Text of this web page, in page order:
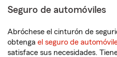
Seguro de automóviles
Abróchese el cinturón de
obtenga el seguro de
satisface sus necesidades.